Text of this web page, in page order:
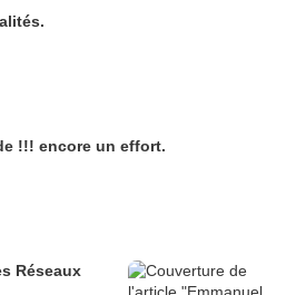
!!! encore un effort.
Réseaux